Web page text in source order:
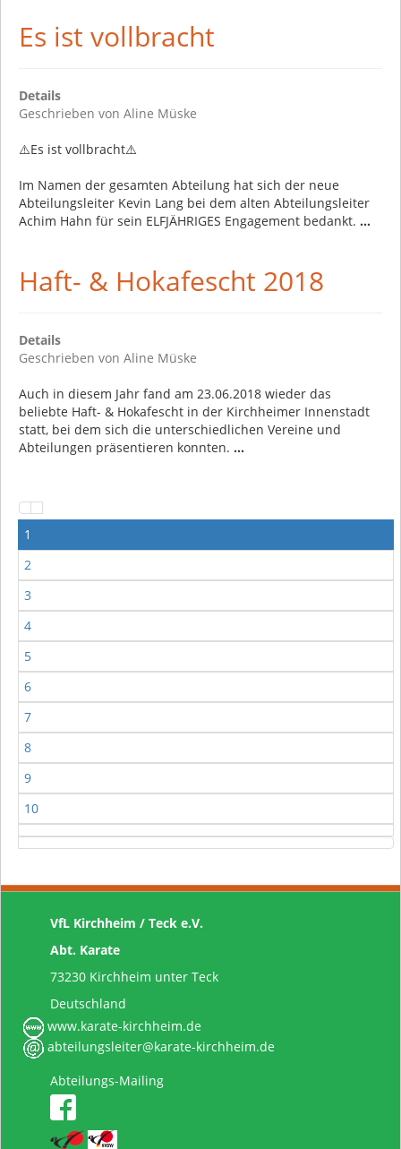
Es ist vollbracht
Details
Geschrieben von Aline Müske
⚠️Es ist vollbracht⚠️
Im Namen der gesamten Abteilung hat sich der neue
Abteilungsleiter Kevin Lang bei dem alten Abteilungsleiter
Achim Hahn für sein ELFJÄHRIGES Engagement bedankt. ...
Haft- & Hokafescht 2018
Details
Geschrieben von Aline Müske
Auch in diesem Jahr fand am 23.06.2018 wieder das
beliebte Haft- & Hokafescht in der Kirchheimer Innenstadt
statt, bei dem sich die unterschiedlichen Vereine und
Abteilungen präsentieren konnten. ...
1
2
3
4
5
6
7
8
9
10
VfL Kirchheim / Teck e.V.
Abt. Karate
73230 Kirchheim unter Teck
Deutschland
www.karate-kirchheim.de
abteilungsleiter@karate-kirchheim.de
Abteilungs-Mailing